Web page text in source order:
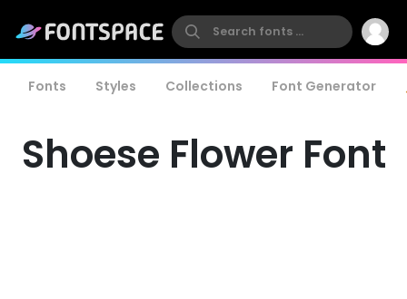
Fonts Styles Collections Font Generator
Shoese Flower Font